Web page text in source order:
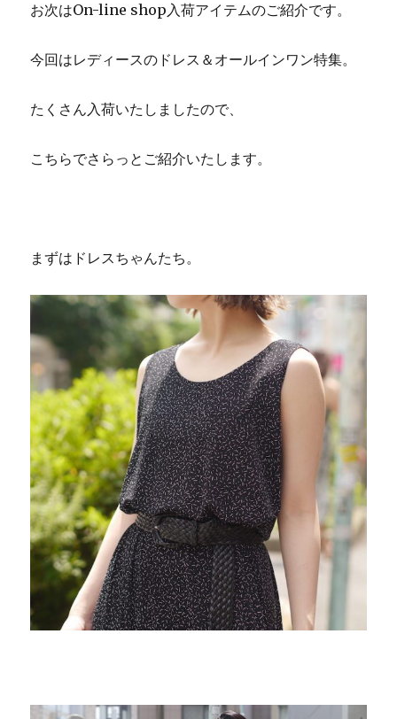
お次はOn-line shop入荷アイテムのご紹介です。
今回はレディースのドレス＆オールインワン特集。
たくさん入荷いたしましたので、
こちらでさらっとご紹介いたします。
まずはドレスちゃんたち。